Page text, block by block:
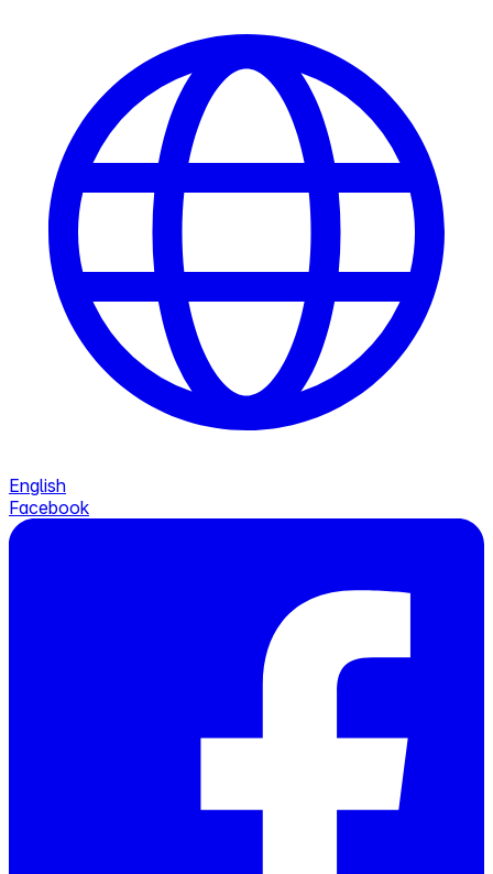
English
Facebook